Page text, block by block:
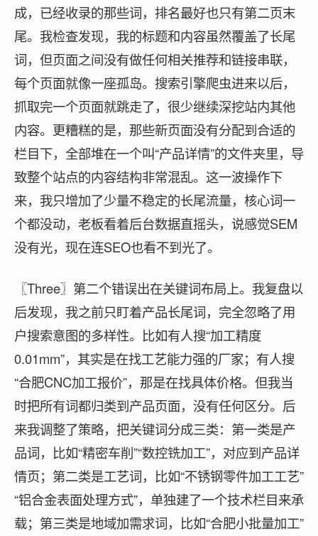
成，已经收录的那些词，排名最好也只有第二页末
尾。我检查发现，我的标题和内容虽然覆盖了长尾
词，但页面之间没有做任何相关推荐和链接串联，
每个页面就像一座孤岛。搜索引擎爬虫进来以后，
抓取完一个页面就跳走了，很少继续深挖站内其他
内容。更糟糕的是，那些新页面没有分配到合适的
栏目下，全部堆在一个叫“产品详情”的文件夹里，导
致整个站点的内容结构非常混乱。这一波操作下
来，我只增加了少量不稳定的长尾流量，核心词一
个都没动，老板看着后台数据直摇头，说感觉SEM
没有光，现在连SEO也看不到光了。
〖Three〗第二个错误出在关键词布局上。我复盘以
后发现，我之前只盯着产品长尾词，完全忽略了用
户搜索意图的多样性。比如有人搜“加工精度
0.01mm”，其实是在找工艺能力强的厂家；有人搜
“合肥CNC加工报价”，那是在找具体价格。但我当
时把所有词都归类到产品页面，没有任何区分。后
来我调整了策略，把关键词分成三类：第一类是产
品词，比如“精密车削”“数控铣加工”，对应到产品详
情页；第二类是工艺词，比如“不锈钢零件加工工艺”
“铝合金表面处理方式”，单独建了一个技术栏目来承
载；第三类是地域加需求词，比如“合肥小批量加工”